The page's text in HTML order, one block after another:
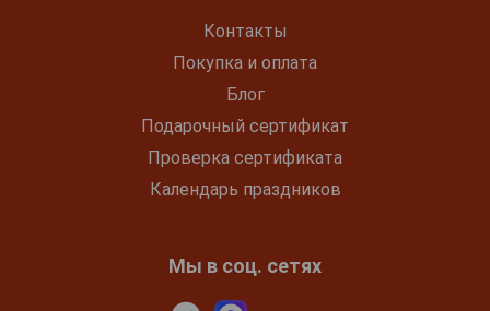
Контакты
Покупка и оплата
Блог
Подарочный сертификат
Проверка сертификата
Календарь праздников
Мы в соц. сетях